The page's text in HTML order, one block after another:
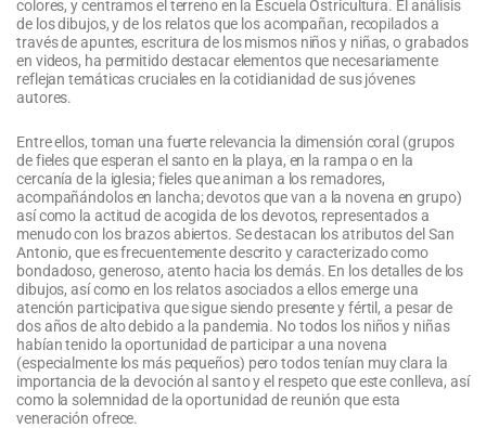
colores, y centramos el terreno en la Escuela Ostricultura. El análisis
de los dibujos, y de los relatos que los acompañan, recopilados a
través de apuntes, escritura de los mismos niños y niñas, o grabados
en videos, ha permitido destacar elementos que necesariamente
reflejan temáticas cruciales en la cotidianidad de sus jóvenes
autores.
Entre ellos, toman una fuerte relevancia la dimensión coral (grupos
de fieles que esperan el santo en la playa, en la rampa o en la
cercanía de la iglesia; fieles que animan a los remadores,
acompañándolos en lancha; devotos que van a la novena en grupo)
así como la actitud de acogida de los devotos, representados a
menudo con los brazos abiertos. Se destacan los atributos del San
Antonio, que es frecuentemente descrito y caracterizado como
bondadoso, generoso, atento hacia los demás. En los detalles de los
dibujos, así como en los relatos asociados a ellos emerge una
atención participativa que sigue siendo presente y fértil, a pesar de
dos años de alto debido a la pandemia. No todos los niños y niñas
habían tenido la oportunidad de participar a una novena
(especialmente los más pequeños) pero todos tenían muy clara la
importancia de la devoción al santo y el respeto que este conlleva, así
como la solemnidad de la oportunidad de reunión que esta
veneración ofrece.